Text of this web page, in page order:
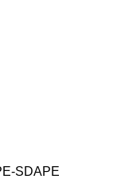
SDAPE